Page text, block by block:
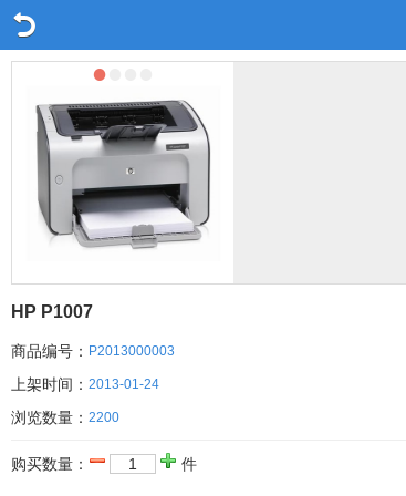
ş
Ƴ
HP P1007
商品编号： P2013000003
上架时间： 2013-01-24
浏览数量： 2200
购买数量： 件